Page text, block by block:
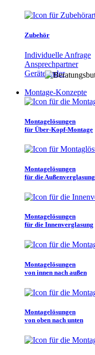
Zubehör
Individuelle Anfrage
Ansprechpartner
Gerätefinder
Montage-Konzepte
Montagelösungen
für Über-Kopf-Montage
Montagelösungen
für die Außenverglasung
Montagelösungen
für die Innenverglasung
Montagelösungen
von innen nach außen
Montagelösungen
von oben nach unten